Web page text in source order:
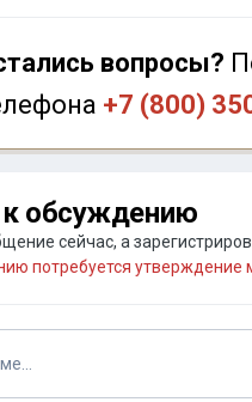
вопросы?
+7 (800)
к обсуждению
сейчас, а
потребуется утверждение